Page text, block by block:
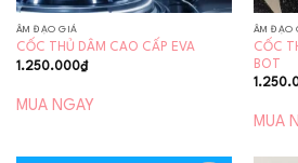
ÂM ĐẠO GIẢ
CỐC THỦ DÂM CAO CẤP EVA
1.250.000₫
MUA NGAY
ÂM ĐẠO
CỐC
BOT
MUA